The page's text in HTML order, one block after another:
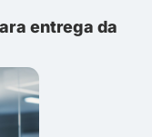
entrega da